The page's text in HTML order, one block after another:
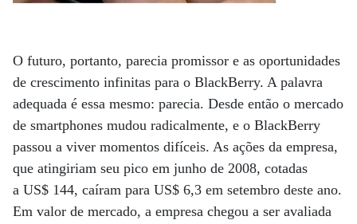
O futuro, portanto, parecia promissor e as oportunidades
de crescimento infinitas para o BlackBerry. A palavra
adequada é essa mesmo: parecia. Desde então o mercado
de smartphones mudou radicalmente, e o BlackBerry
passou a viver momentos difíceis. As ações da empresa,
que atingiriam seu pico em junho de 2008, cotadas
a US$ 144, caíram para US$ 6,3 em setembro deste ano.
Em valor de mercado, a empresa chegou a ser avaliada